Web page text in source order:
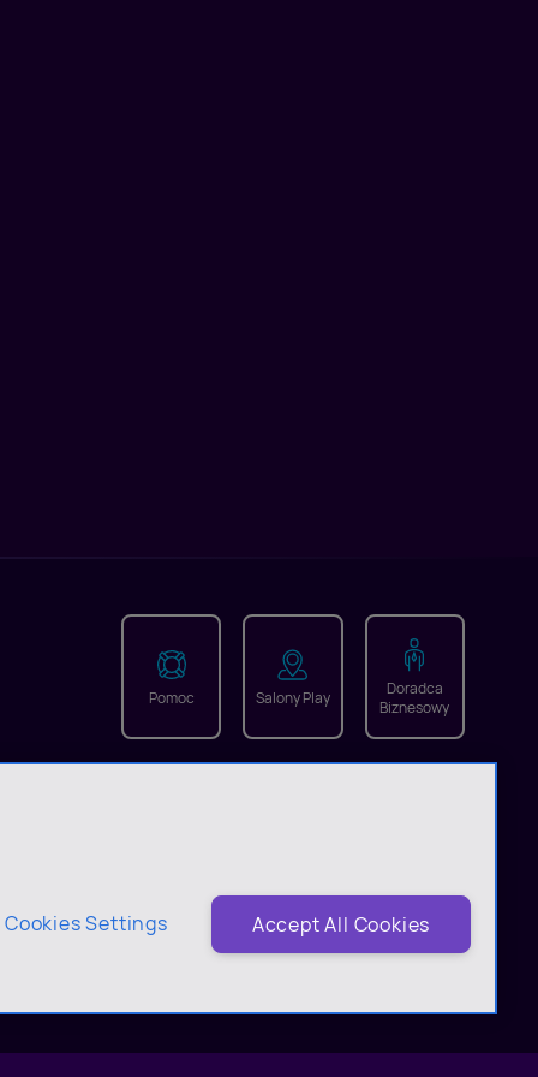
Pomoc Salony Play
Doradca
Biznesowy
Accept All Cookies
Cookies Settings